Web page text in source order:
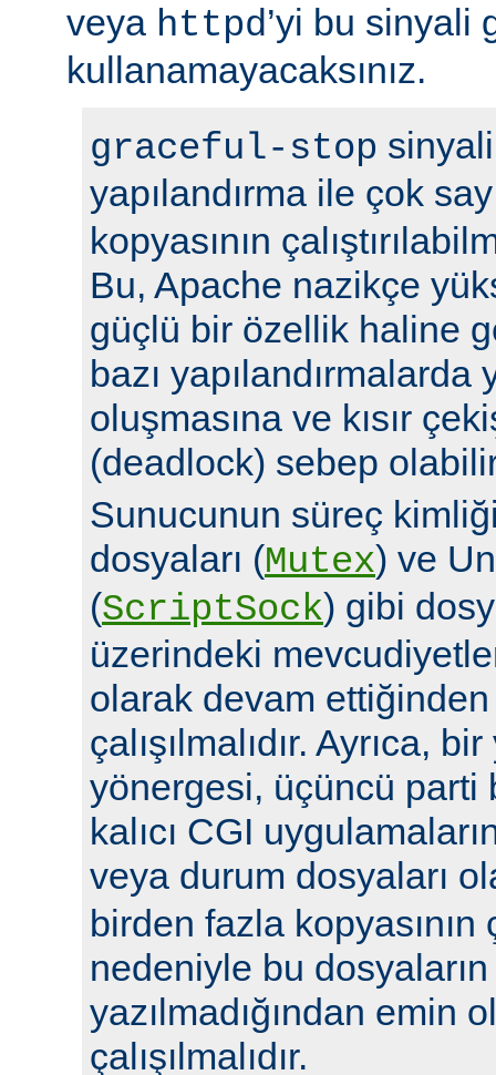
veya httpd’yi bu sinyali
kullanamayacaksınız.
graceful-stop
yapılandırma ile çok
kopyasının
Bu, Apache nazikçe
güçlü bir özellik haline
bazı yapılandırmalarda
oluşmasına ve kısır
(deadlock) sebep
Sunucunun süreç
dosyaları (Mutex) ve
(ScriptSock) gibi
üzerindeki
olarak devam
çalışılmalıdır. Ayrıca,
yönergesi, üçüncü parti
kalıcı CGI
veya durum dosyaları
birden fazla kopyasının
nedeniyle bu
yazılmadığından emin
çalışılmalıdır.